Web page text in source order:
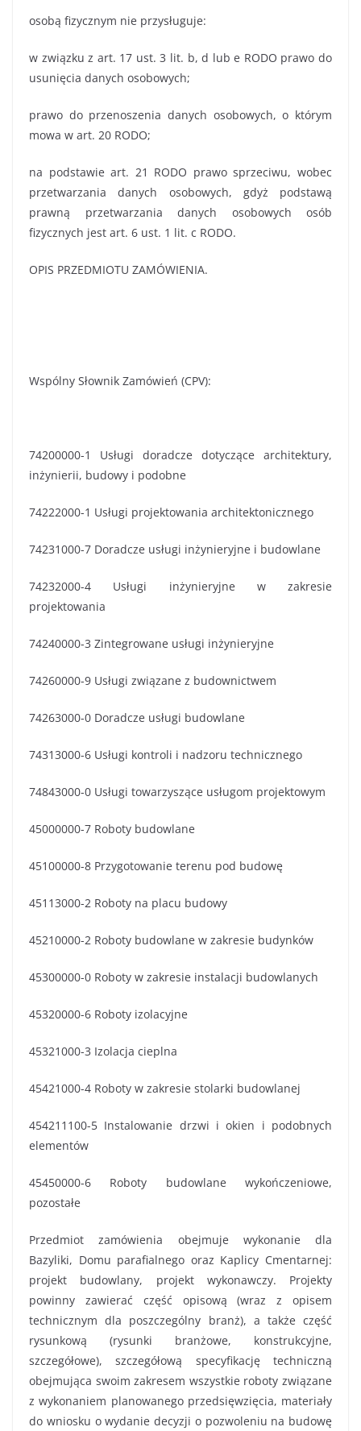
osobą fizycznym nie przysługuje:
w związku z art. 17 ust. 3 lit. b, d lub e RODO prawo do
usunięcia danych osobowych;
prawo do przenoszenia danych osobowych, o którym
mowa w art. 20 RODO;
na podstawie art. 21 RODO prawo sprzeciwu, wobec
przetwarzania danych osobowych, gdyż podstawą
prawną przetwarzania danych osobowych osób
fizycznych jest art. 6 ust. 1 lit. c RODO.
OPIS PRZEDMIOTU ZAMÓWIENIA.
Wspólny Słownik Zamówień (CPV):
74200000-1 Usługi doradcze dotyczące architektury,
inżynierii, budowy i podobne
74222000-1 Usługi projektowania architektonicznego
74231000-7 Doradcze usługi inżynieryjne i budowlane
74232000-4 Usługi inżynieryjne w zakresie
projektowania
74240000-3 Zintegrowane usługi inżynieryjne
74260000-9 Usługi związane z budownictwem
74263000-0 Doradcze usługi budowlane
74313000-6 Usługi kontroli i nadzoru technicznego
74843000-0 Usługi towarzyszące usługom projektowym
45000000-7 Roboty budowlane
45100000-8 Przygotowanie terenu pod budowę
45113000-2 Roboty na placu budowy
45210000-2 Roboty budowlane w zakresie budynków
45300000-0 Roboty w zakresie instalacji budowlanych
45320000-6 Roboty izolacyjne
45321000-3 Izolacja cieplna
45421000-4 Roboty w zakresie stolarki budowlanej
454211100-5 Instalowanie drzwi i okien i podobnych
elementów
45450000-6 Roboty budowlane wykończeniowe,
pozostałe
Przedmiot zamówienia obejmuje wykonanie dla
Bazyliki, Domu parafialnego oraz Kaplicy Cmentarnej:
projekt budowlany, projekt wykonawczy. Projekty
powinny zawierać część opisową (wraz z opisem
technicznym dla poszczególny branż), a także część
rysunkową (rysunki branżowe, konstrukcyjne,
szczegółowe), szczegółową specyfikację techniczną
obejmująca swoim zakresem wszystkie roboty związane
z wykonaniem planowanego przedsięwzięcia, materiały
do wniosku o wydanie decyzji o pozwoleniu na budowę